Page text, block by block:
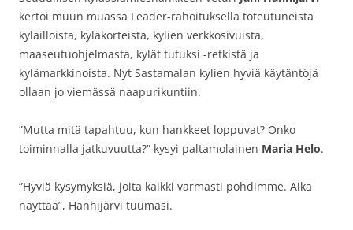
kertoi muun muassa Leader-rahoituksella toteutuneista
kyläilloista, kyläkorteista, kylien verkkosivuista,
maaseutuohjelmasta, kylät tutuksi -retkistä ja
kylämarkkinoista. Nyt Sastamalan kylien hyviä käytäntöjä
ollaan jo viemässä naapurikuntiin.
”Mutta mitä tapahtuu, kun hankkeet loppuvat? Onko
toiminnalla jatkuvuutta?” kysyi paltamolainen Maria Helo.
”Hyviä kysymyksiä, joita kaikki varmasti pohdimme. Aika
näyttää”, Hanhijärvi tuumasi.